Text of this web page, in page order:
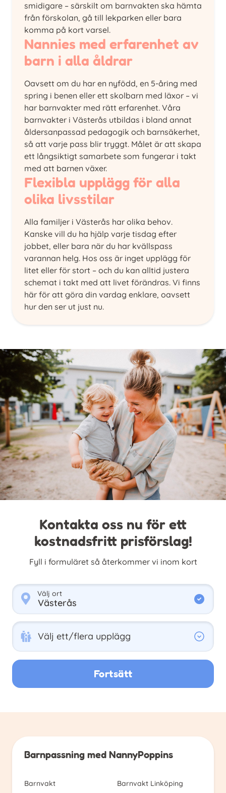
smidigare – särskilt om barnvakten ska hämta
från förskolan, gå till lekparken eller bara
komma på kort varsel.
Nannies med erfarenhet av
barn i alla åldrar
Oavsett om du har en nyfödd, en 5-åring med
spring i benen eller ett skolbarn med läxor – vi
har barnvakter med rätt erfarenhet. Våra
barnvakter i Västerås utbildas i bland annat
åldersanpassad pedagogik och barnsäkerhet,
så att varje pass blir tryggt. Målet är att skapa
ett långsiktigt samarbete som fungerar i takt
med att barnen växer.
Flexibla upplägg för alla
olika livsstilar
Alla familjer i Västerås har olika behov.
Kanske vill du ha hjälp varje tisdag efter
jobbet, eller bara när du har kvällspass
varannan helg. Hos oss är inget upplägg för
litet eller för stort – och du kan alltid justera
schemat i takt med att livet förändras. Vi finns
här för att göra din vardag enklare, oavsett
hur den ser ut just nu.
Kontakta oss nu för ett
kostnadsfritt prisförslag!
Fyll i formuläret så återkommer vi inom kort
Välj ort
Välj ett/flera upplägg
Välj ett/flera upplägg
Fortsätt
Barnpassning med NannyPoppins
Barnvakt Barnvakt Linköping